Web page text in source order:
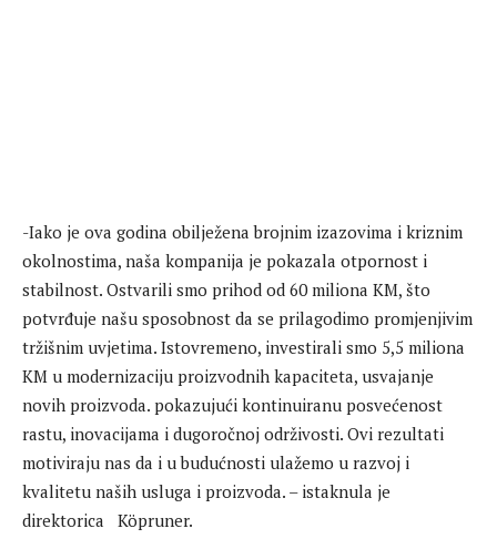
-Iako je ova godina obilježena brojnim izazovima i kriznim
okolnostima, naša kompanija je pokazala otpornost i
stabilnost. Ostvarili smo prihod od 60 miliona KM, što
potvrđuje našu sposobnost da se prilagodimo promjenjivim
tržišnim uvjetima. Istovremeno, investirali smo 5,5 miliona
KM u modernizaciju proizvodnih kapaciteta, usvajanje
novih proizvoda. pokazujući kontinuiranu posvećenost
rastu, inovacijama i dugoročnoj održivosti. Ovi rezultati
motiviraju nas da i u budućnosti ulažemo u razvoj i
kvalitetu naših usluga i proizvoda. – istaknula je
direktorica Köpruner.